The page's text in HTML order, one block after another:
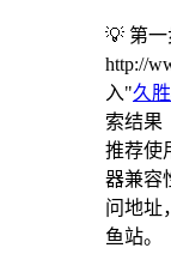
💡 第一
http://
入"久
索结果
推荐使
器兼容
问地址
鱼站。